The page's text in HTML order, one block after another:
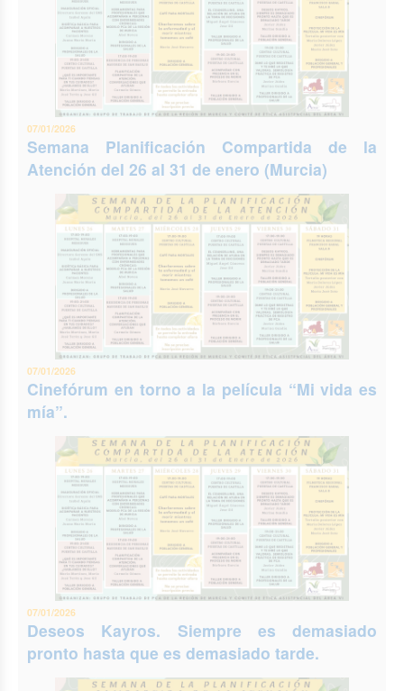
07/01/2026
Semana Planificación Compartida de la
Atención del 26 al 31 de enero (Murcia)
07/01/2026
Cinefórum en torno a la película “Mi vida es
mía”.
07/01/2026
Deseos Kayros. Siempre es demasiado
pronto hasta que es demasiado tarde.